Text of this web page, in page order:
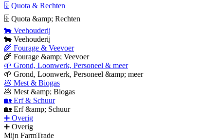
🗄 Quota & Rechten
🗄 Quota &amp; Rechten
🐄 Veehouderij
🐄 Veehouderij
🌾 Fourage & Veevoer
🌾 Fourage &amp; Veevoer
🌱 Grond, Loonwerk, Personeel & meer
🌱 Grond, Loonwerk, Personeel &amp; meer
💩 Mest & Biogas
💩 Mest &amp; Biogas
🏡 Erf & Schuur
🏡 Erf &amp; Schuur
➕ Overig
➕ Overig
Mijn FarmTrade